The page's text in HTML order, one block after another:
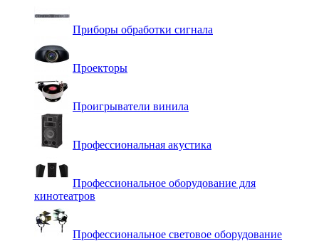
Приборы обработки сигнала
Проекторы
Проигрыватели винила
Профессиональная акустика
Профессиональное оборудование для
кинотеатров
Профессиональное световое оборудование